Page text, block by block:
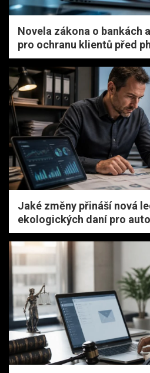
Novela zákona o bankách
pro ochranu klientů před
Jaké změny přináší nová
ekologických daní pro